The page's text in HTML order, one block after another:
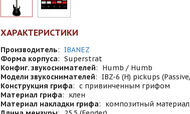
ХАРАКТЕРИСТИКИ
Производитель: IBANEZ
Форма корпуса: Superstrat
Конфиг. звукоснимателей:
Humb / Humb
Модели звукоснимателей: IBZ-6 (H) pickups
Конструкция грифа: с привинченным грифом
Материал грифа:
клен
Материал накладки грифа:
композитный материал